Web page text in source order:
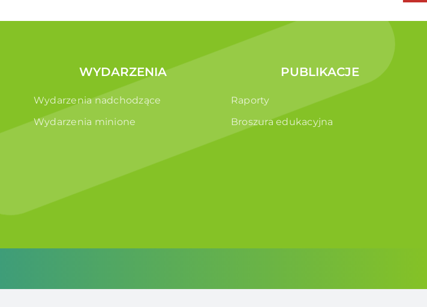
WYDARZENIA
Wydarzenia nadchodzące
Wydarzenia minione
PUBLIKACJE
Raporty
Broszura edukacyjna